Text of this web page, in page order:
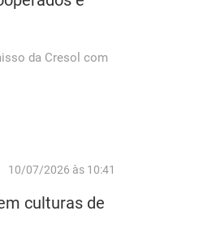
da Cresol com
10/07/2026 às 10:41
culturas de